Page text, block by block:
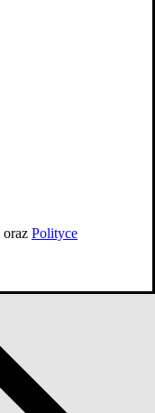
oraz Polityce